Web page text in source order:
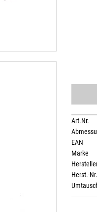
Art.Nr.
EAN
Marke
Herst.-Nr.